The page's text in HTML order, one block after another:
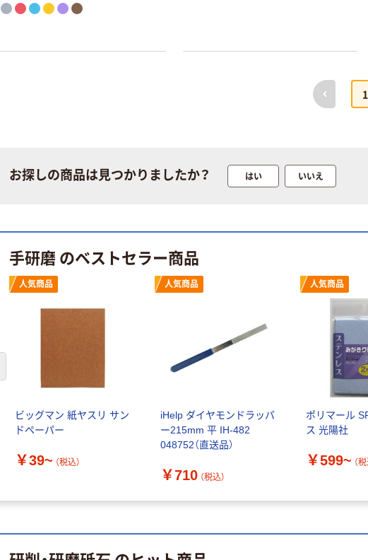
前へ
1
お探しの商品は見つかりましたか？ はい いいえ
手研磨 のベストセラー商品
人気商品
ビッグマン 紙ヤスリ サン
ドペーパー
￥39~ （税込）
人気商品
iHelp ダイヤモンドラッパ
ー215mm 平 IH-482
048752（直送品）
￥710 （税込）
人気商品
ポリマール
ス 光陽社
￥599~ （
オリジナル
ルチペーパー
本気プライス
トイレットペー
本気プライス
蛍光オプテック
定モデル) 蛍光
本気プライス
嬬恋銘水 ナチュ
オリジナル
ファ
ト
本気プライス